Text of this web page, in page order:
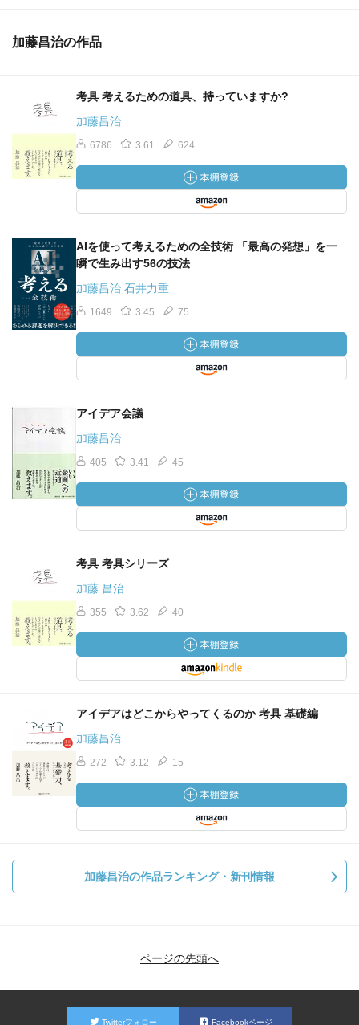
加藤昌治の作品
考具 考えるための道具、持っていますか?
加藤昌治
6786 3.61 624
AIを使って考えるための全技術 「最高の発想」を一
瞬で生み出す56の技法
加藤昌治 石井力重
1649 3.45 75
アイデア会議
加藤昌治
405 3.41 45
考具 考具シリーズ
加藤 昌治
355 3.62 40
アイデアはどこからやってくるのか 考具 基礎編
加藤昌治
272 3.12 15
加藤昌治の作品ランキング・新刊情報
ページの先頭へ
Twitterフォロー Facebookページ